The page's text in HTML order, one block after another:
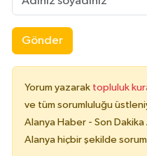
Gönder
Yorum yazarak topluluk
ve tüm sorumluluğu
Alanya Haber - Son
Alanya hiçbir şekilde